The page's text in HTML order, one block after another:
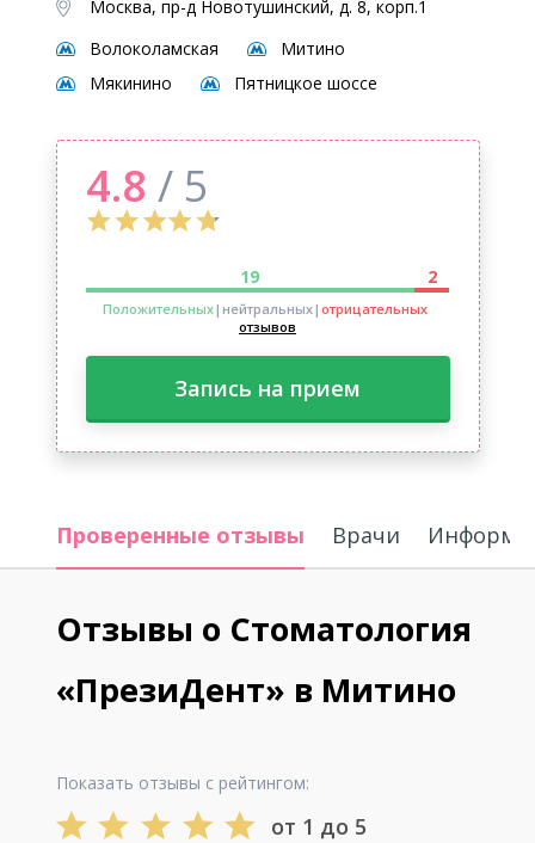
Москва, пр-д Новотушинский, д. 8, корп.1
Волоколамская
Митино
Мякинино
Пятницкое шоссе
4.8 / 5
19 2
Положительных|нейтральных| отрицательных
отзывов
Запись на прием
Проверенные отзывы Врачи
Отзывы о Стоматология
«ПрезиДент» в Митино
Показать отзывы с рейтингом:
от 1 до 5